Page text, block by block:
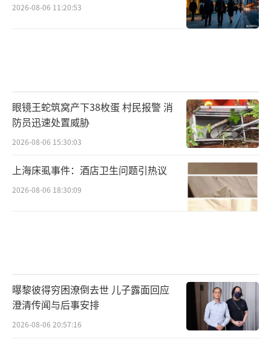
话：“赛场上，裁判不需要被所有人喜欢。规
则赋予我的权利是，当你需要让对方讨厌的时
候，你就必须得让他讨厌。”这话如果放在十
年前，可能又会被舆论撕成碎片。但他现在说
出来，亚洲杯决赛零争议执法的成绩单就摆在
裁判的另一面：不是只会亮牌，而是对比赛的
控制力已经足够用“不亮牌”来解决大部分问
题。从2015年的“卡牌大师”到2024年的柔性
执法，这个转变跨越了快十年。
2026-08-06 11:20:53
眼镜王蛇筑窝产下38枚蛋 村民报警 消
防员迅速处置威胁
2026-08-06 15:30:03
上海床虱事件：酒店卫生问题引热议
2026-08-06 18:30:09
曝黎彼得穷困潦倒去世 儿子露面回应
澄清传闻与后事安排
2026-08-06 20:57:16